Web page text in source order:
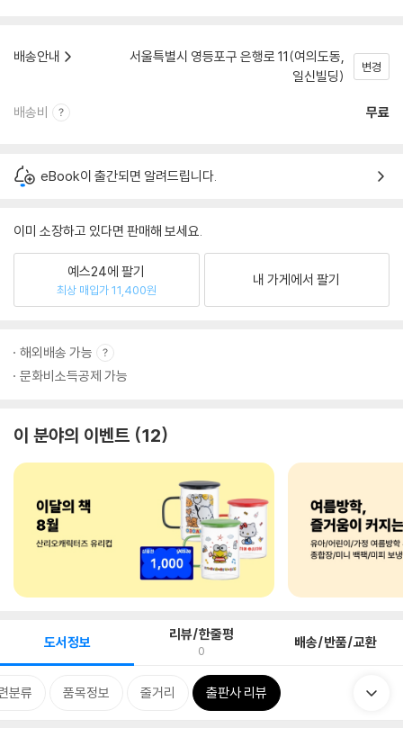
배송안내
서울특별시 영등포구 은행로 11(여의도동,
일신빌딩)
변경
배송비 무료
eBook이 출간되면 알려드립니다.
이미 소장하고 있다면 판매해 보세요.
예스24에 팔기
최상 매입가 11,400원
내 가게에서 팔기
해외배송 가능
문화비소득공제 가능
이 분야의 이벤트 12
도서정보 리뷰/한줄평
0 배송/반품/교환
분류 품목정보 줄거리 출판사 리뷰